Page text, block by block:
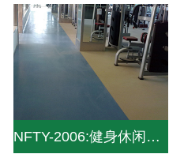
NFTY-2006:健身休闲PVC地板_PVC运动地板_pvc塑胶地板